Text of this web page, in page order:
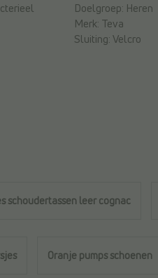
Doelgroep: Heren
Merk: Teva
Sluiting:Velcro
schoudertassen leer cognac
Oranje pumps schoenen